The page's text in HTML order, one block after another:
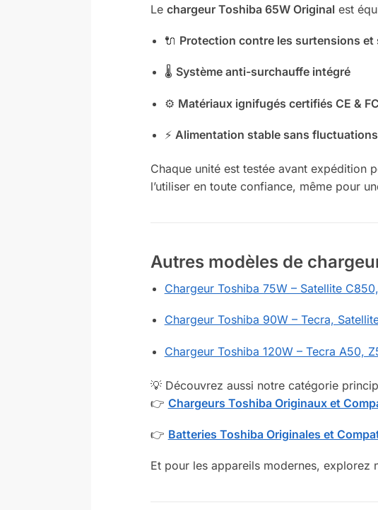
Le chargeur Toshiba 65W Original est
🔌 Protection contre les surtensions
🌡️ Système anti-surchauffe intégré
⚙️ Matériaux ignifugés certifiés CE &
⚡ Alimentation stable sans
Chaque unité est testée avant expédition
l’utiliser en toute confiance, même pour
Autres modèles de
Chargeur Toshiba 75W – Satellite
Chargeur Toshiba 90W – Tecra,
Chargeur Toshiba 120W – Tecra A50,
💡 Découvrez aussi notre catégorie
👉 Chargeurs Toshiba Originaux et
👉 Batteries Toshiba Originales et
Et pour les appareils modernes, explorez